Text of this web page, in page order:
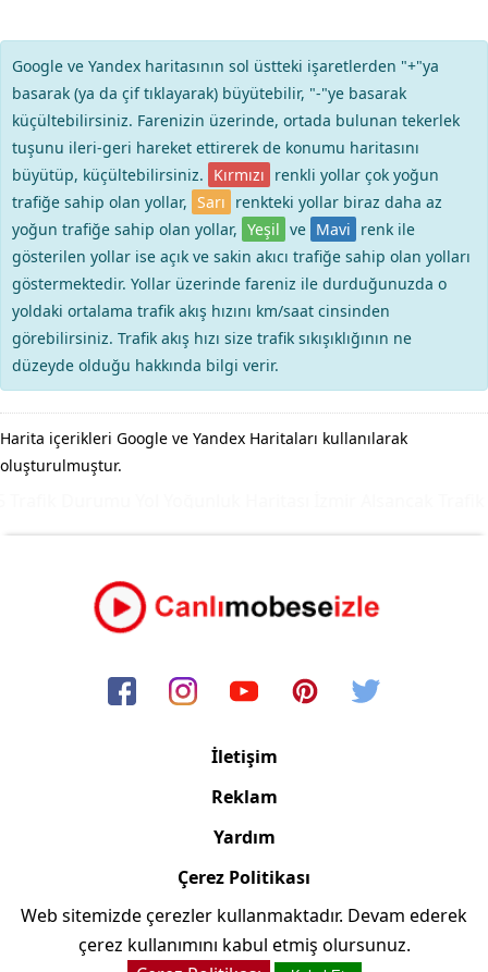
Google ve Yandex haritasının sol üstteki işaretlerden "+"ya
basarak (ya da çif tıklayarak) büyütebilir, "-"ye basarak
küçültebilirsiniz. Farenizin üzerinde, ortada bulunan tekerlek
tuşunu ileri-geri hareket ettirerek de konumu haritasını
büyütüp, küçültebilirsiniz. Kırmızı renkli yollar çok yoğun
trafiğe sahip olan yollar, Sarı renkteki yollar biraz daha az
yoğun trafiğe sahip olan yollar, Yeşil ve Mavi renk ile
gösterilen yollar ise açık ve sakin akıcı trafiğe sahip olan yolları
göstermektedir. Yollar üzerinde fareniz ile durduğunuzda o
yoldaki ortalama trafik akış hızını km/saat cinsinden
görebilirsiniz. Trafik akış hızı size trafik sıkışıklığının ne
düzeyde olduğu hakkında bilgi verir.
Harita içerikleri Google ve Yandex Haritaları kullanılarak
oluşturulmuştur.
İletişim
Reklam
Yardım
Çerez Politikası
Copyright © 2006/2024 Canlimobeseizle.net
Web sitemizde çerezler kullanmaktadır. Devam ederek
çerez kullanımını kabul etmiş olursunuz.